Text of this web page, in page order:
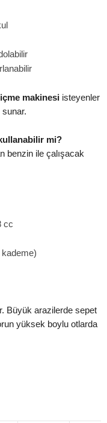
makinesi isteyenler
mi?
benzin ile çalışacak
cc
Büyük arazilerde sepet
yüksek boylu otlarda